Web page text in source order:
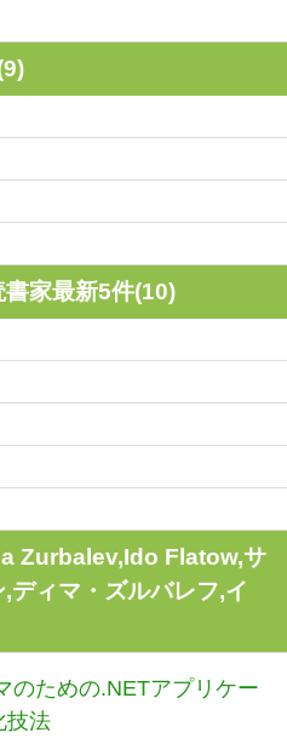
家最新5件(10)
Zurbalev,Ido Flatow,サ
ディマ・ズルバレフ,イ
のための.NETアプリケー
技法